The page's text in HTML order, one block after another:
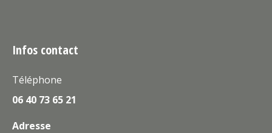
Infos contact
Téléphone
06 40 73 65 21
Adresse